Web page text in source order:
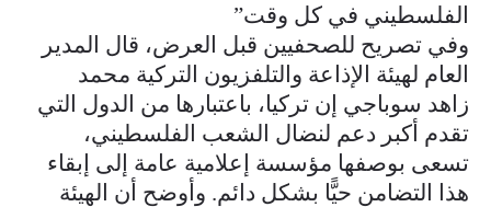
الفلسطيني في كل وقت”
وفي تصريح للصحفيين قبل العرض، قال المدير
العام لهيئة الإذاعة والتلفزيون التركية محمد
زاهد سوباجي إن تركيا، باعتبارها من الدول التي
تقدم أكبر دعم لنضال الشعب الفلسطيني،
تسعى بوصفها مؤسسة إعلامية عامة إلى إبقاء
هذا التضامن حيًّا بشكل دائم. وأوضح أن الهيئة